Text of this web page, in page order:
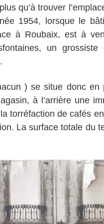
qu’à trouver
1954, lorsque le
à Roubaix, est à
un grossiste
) se situe donc en
à l’arrière une
torréfaction de cafés
La surface totale du